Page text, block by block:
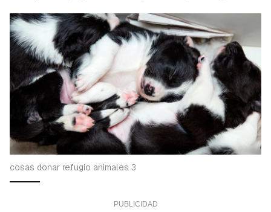
cosas donar refugio animales 3